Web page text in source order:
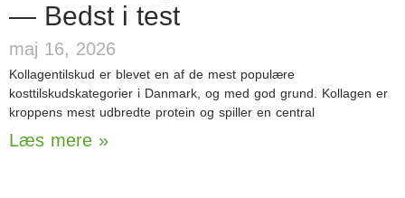
— Bedst i test
maj 16, 2026
Kollagentilskud er blevet en af de mest populære
kosttilskudskategorier i Danmark, og med god grund. Kollagen er
kroppens mest udbredte protein og spiller en central
Læs mere »